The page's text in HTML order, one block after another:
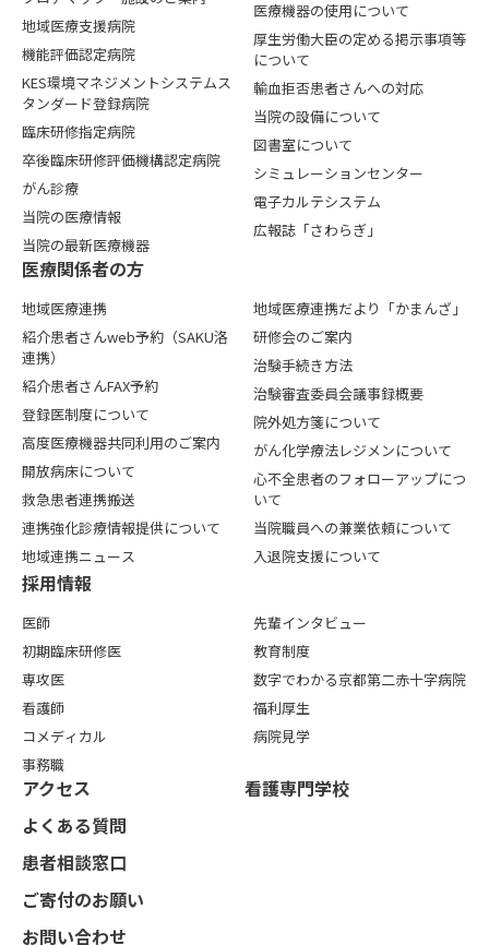
地域医療支援病院
機能評価認定病院
KES環境マネジメントシステムス
タンダード登録病院
臨床研修指定病院
卒後臨床研修評価機構認定病院
がん診療
当院の医療情報
当院の最新医療機器
医療機器の使用について
厚生労働大臣の定める掲示事項等
について
輸血拒否患者さんへの対応
当院の設備について
図書室について
シミュレーションセンター
電子カルテシステム
広報誌「さわらぎ」
医療関係者の⽅
地域医療連携
紹介患者さんweb予約（SAKU洛
連携）
紹介患者さんFAX予約
登録医制度について
高度医療機器共同利用のご案内
開放病床について
救急患者連携搬送
連携強化診療情報提供について
地域連携ニュース
地域医療連携だより「かまんざ」
研修会のご案内
治験手続き方法
治験審査委員会議事録概要
院外処方箋について
がん化学療法レジメンについて
心不全患者のフォローアップにつ
いて
当院職員への兼業依頼について
入退院支援について
採用情報
医師
初期臨床研修医
専攻医
看護師
コメディカル
事務職
先輩インタビュー
教育制度
数字でわかる京都第二赤十字病院
福利厚生
病院見学
アクセス
よくある質問
患者相談窓口
ご寄付のお願い
お問い合わせ
看護専⾨学校